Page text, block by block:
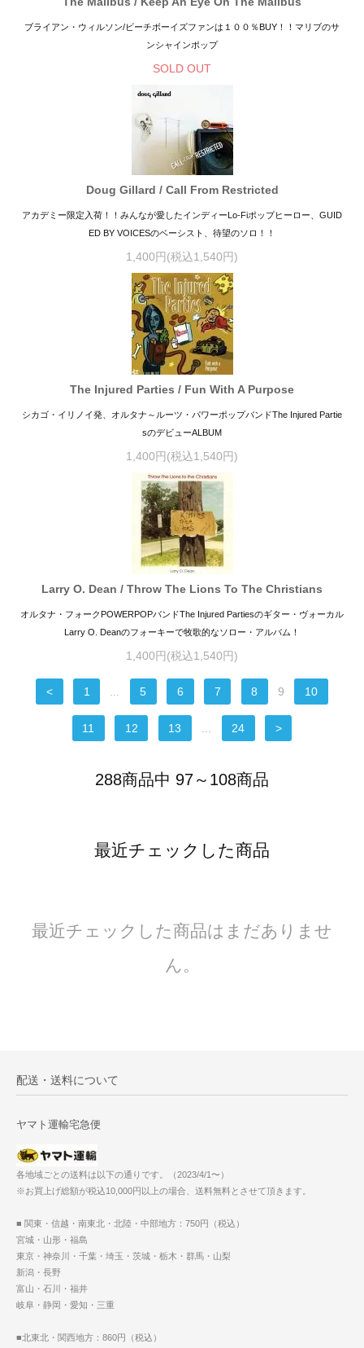
ブライアン・ウィルソン/ビーチボーイズファンは１００％BUY！！マリブのサ
ンシャインポップ
SOLD OUT
Doug Gillard / Call From Restricted
アカデミー限定入荷！！みんなが愛したインディーLo-Fiポップヒーロー、GUID
ED BY VOICESのベーシスト、待望のソロ！！
1,400円(税込1,540円)
The Injured Parties / Fun With A Purpose
シカゴ・イリノイ発、オルタナ～ルーツ・パワーポップバンドThe Injured Partie
sのデビューALBUM
1,400円(税込1,540円)
Larry O. Dean / Throw The Lions To The Christians
オルタナ・フォークPOWERPOPバンドThe Injured Partiesのギター・ヴォーカル
Larry O. Deanのフォーキーで牧歌的なソロー・アルバム！
1,400円(税込1,540円)
< 1 5 6 7 8 9 10
11 12 13 24 >
288商品中 97～108商品
最近チェックした商品
最近チェックした商品はまだありませ
ん。
配送・送料について
ヤマト運輸宅急便
各地域ごとの送料は以下の通りです。（2023/4/1〜）
※お買上げ総額が税込10,000円以上の場合、送料無料とさせて頂きます。
■ 関東・信越・南東北・北陸・中部地方：750円（税込）
宮城・山形・福島
東京・神奈川・千葉・埼玉・茨城・栃木・群馬・山梨
新潟・長野
富山・石川・福井
岐阜・静岡・愛知・三重
■北東北・関西地方：860円（税込）